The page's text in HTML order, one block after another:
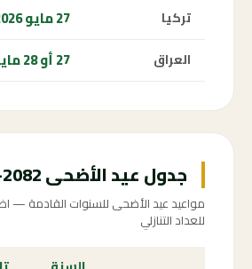
تركيا 27 مايو 2026
العراق 27 أو 28 مايو 2026
جدول عيد الأضحى 2082-2090
مواعيد عيد الأضحى للسنوات القادمة —
للعداد التنازلي